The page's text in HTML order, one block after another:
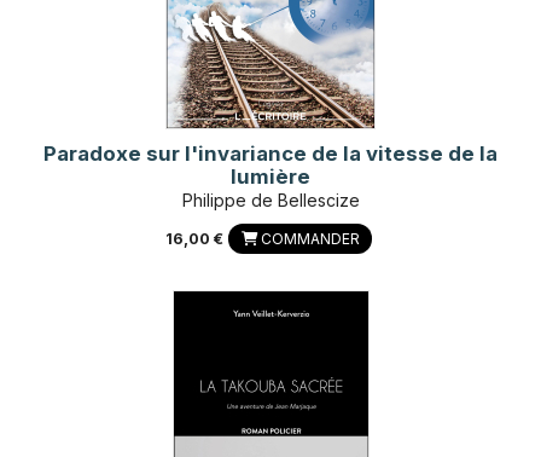
Paradoxe sur l'invariance de la vitesse de la
lumière
Philippe de Bellescize
16,00 € COMMANDER